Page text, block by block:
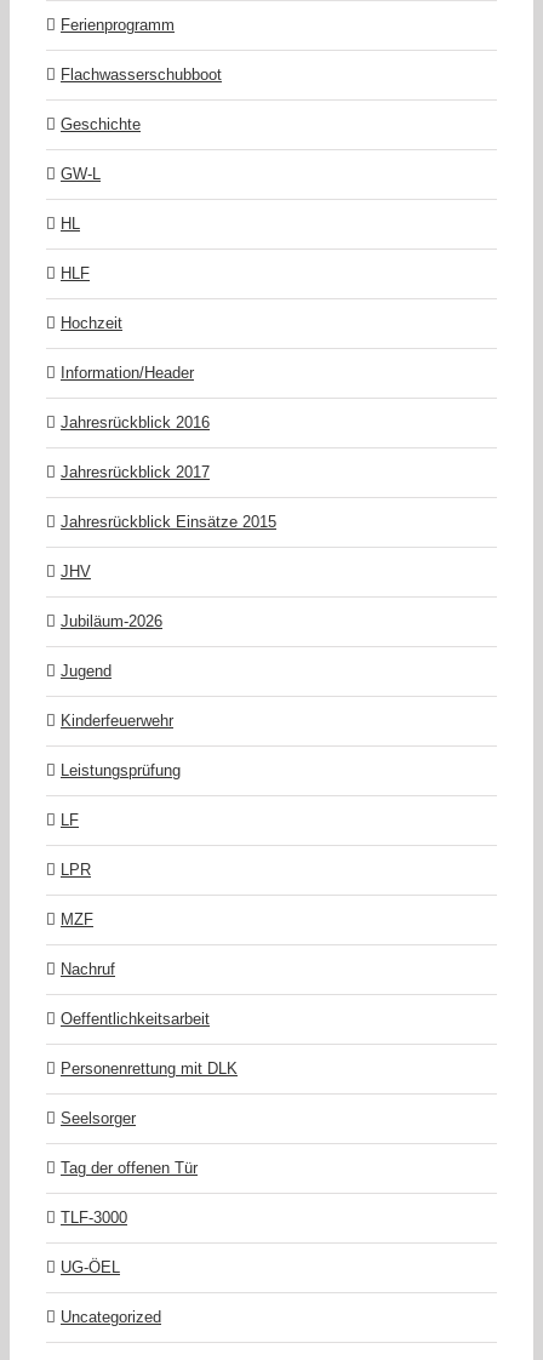
Ferienprogramm
Flachwasserschubboot
Geschichte
GW-L
HL
HLF
Hochzeit
Information/Header
Jahresrückblick 2016
Jahresrückblick 2017
Jahresrückblick Einsätze 2015
JHV
Jubiläum-2026
Jugend
Kinderfeuerwehr
Leistungsprüfung
LF
LPR
MZF
Nachruf
Oeffentlichkeitsarbeit
Personenrettung mit DLK
Seelsorger
Tag der offenen Tür
TLF-3000
UG-ÖEL
Uncategorized